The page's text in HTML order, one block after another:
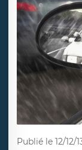
Publié le 12/12/